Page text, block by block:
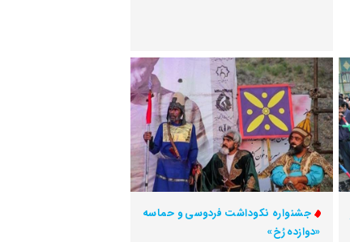
جشنواره نکوداشت فردوسی و حماسه
«دوازده رُخ»